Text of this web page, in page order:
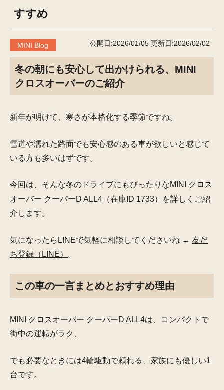
すすめ
MINI Blog 公開日:2026/01/05 更新日:2026/02/02
冬の朝にも安心して出かけられる、MINI
クロスオーバーのご紹介
新年が明けて、寒さが本格化する季節ですね。
雪道や濡れた路面でも安心感のある車が欲しいと感じて
いる方も多いはずです。
今回は、そんな冬のドライブにもぴったりなMINI クロス
オーバー クーパーD ALL4（在庫ID 1733）を詳しくご紹
介します。
気になったらLINEで気軽に相談してくださいね → 友だ
ち登録（LINE）
。
この車の一言まとめとおすすめ理由
MINI クロスオーバー クーパーD ALL4は、コンパクトで
街中の運転がラク、
でも必要なときには4輪駆動で頼れる、家族にも優しい1
台です。